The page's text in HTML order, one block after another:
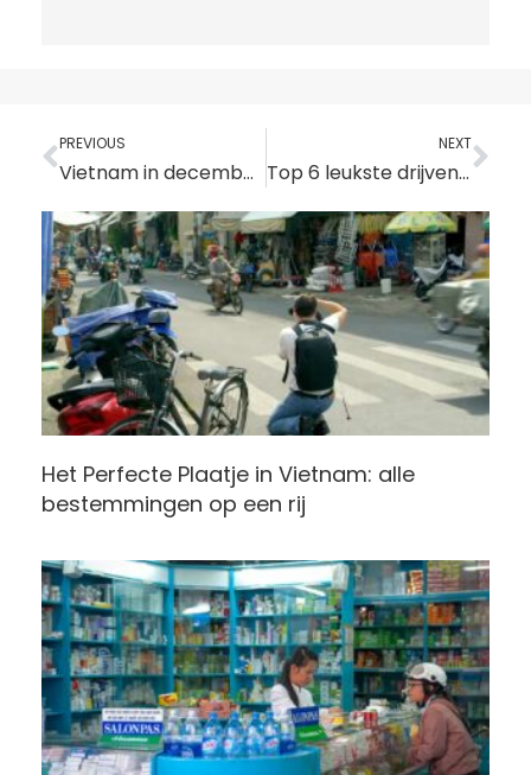
Vorige
PREVIOUS
Vietnam in december – Weer, evenementen & beste plekken om te bezoeken
NEXT
Top 6 leukste drijvende markten in de Mekong Delta
Het Perfecte Plaatje in Vietnam: alle
bestemmingen op een rij